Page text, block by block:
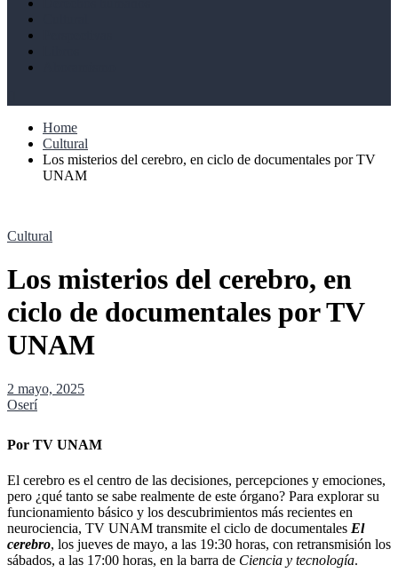
Home
Cultural
Los misterios del cerebro, en ciclo de documentales por TV
UNAM
Cultural
Los misterios del cerebro, en
ciclo de documentales por TV
UNAM
2 mayo, 2025
Oserí
Por TV UNAM
El cerebro es el centro de las decisiones, percepciones y emociones,
pero ¿qué tanto se sabe realmente de este órgano? Para explorar su
funcionamiento básico y los descubrimientos más recientes en
neurociencia, TV UNAM transmite el ciclo de documentales El
cerebro, los jueves de mayo, a las 19:30 horas, con retransmisión los
sábados, a las 17:00 horas, en la barra de Ciencia y tecnología.